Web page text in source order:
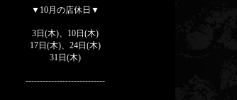
▼10月の店休日▼
3日(木)、10日(木)
17日(木)、 24日(木)
31日(木)
----------------------------